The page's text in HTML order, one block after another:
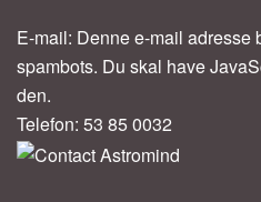
E-mail: Denne e-mail adresse
spambots. Du skal have
den.
Telefon: 53 85 0032